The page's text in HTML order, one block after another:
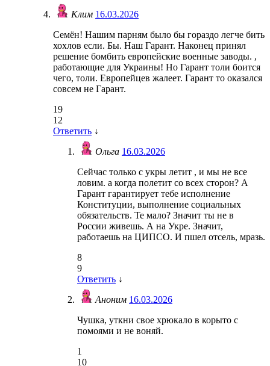
Клим 16.03.2026
Семён! Нашим парням было бы гораздо легче бить
хохлов если. Бы. Наш Гарант. Наконец принял
решение бомбить европейские военные заводы. ,
работающие для Украины! Но Гарант толи боится
чего, толи. Европейцев жалеет. Гарант то оказался
совсем не Гарант.
19
12
Ответить ↓
Ольга 16.03.2026
Сейчас только с укры летит , и мы не все
ловим. а когда полетит со всех сторон? А
Гарант гарантирует тебе исполнение
Конституции, выполнение социальных
обязательств. Те мало? Значит ты не в
России живешь. А на Укре. Значит,
работаешь на ЦИПСО. И пшел отсель, мразь.
8
9
Ответить ↓
Аноним 16.03.2026
Чушка, уткни свое хрюкало в корыто с
помоями и не воняй.
1
10